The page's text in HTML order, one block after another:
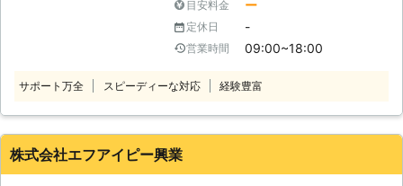
も、当店にお任せください。 ●新し
く家具を買ったけど組み立てられな
い！そんなときもお任せ 通販などで
たり、難しかったりすると一人で組み
当店にお任せください。しっかり家具
の組立の代行をおこない、使用できる
状態にいたします。「買ってみたはい
いけど、家具組立に挫折した」「すぐ
ています。 あなたのパートナーとし
よろしくお願いいたします！
い」 このようなことでお悩みやお困
りのお客様はおりませんか。私たち株
式会社ケンソウでは家具の組立、移動
ださい。 経験豊富で実績豊富な熟練
までしっかりと聞き届けますのでご安
心ください。 どのような小さなお悩
目安料金 ー
定休日 -
営業時間 09:00~18:00
サポート万全 スピーディーな対応 経験豊富
株式会社エフアイピー興業